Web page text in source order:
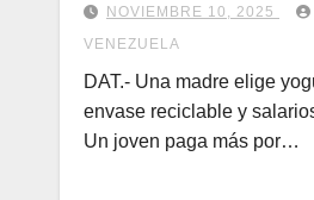
NOVIEMBRE 10, 2025
VENEZUELA
DAT.- Una madre elige
envase reciclable y
Un joven paga más por…